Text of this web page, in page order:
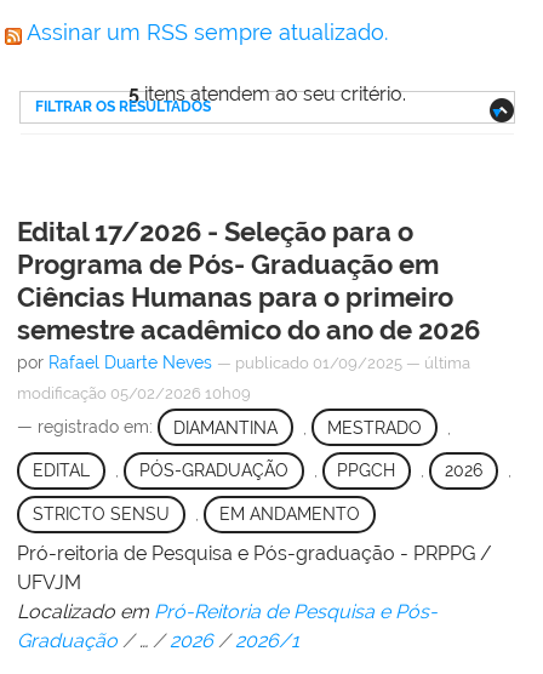
Assinar um RSS sempre atualizado.
5itens atendem ao seu critério.
FILTRAR OS RESULTADOS
Edital 17/2026 - Seleção para o
Programa de Pós- Graduação em
Ciências Humanas para o primeiro
semestre acadêmico do ano de 2026
por Rafael Duarte Neves — publicado 01/09/2025 — última
modificação 05/02/2026 10h09
— registrado em: DIAMANTINA MESTRADO
EDITAL , PÓS-GRADUAÇÃO , PPGCH , 2026 ,
STRICTO SENSU EM ANDAMENTO
Pró-reitoria de Pesquisa e Pós-graduação - PRPPG /
UFVJM
Localizado em Pró-Reitoria de Pesquisa e Pós-
Graduação /… /2026 /2026/1